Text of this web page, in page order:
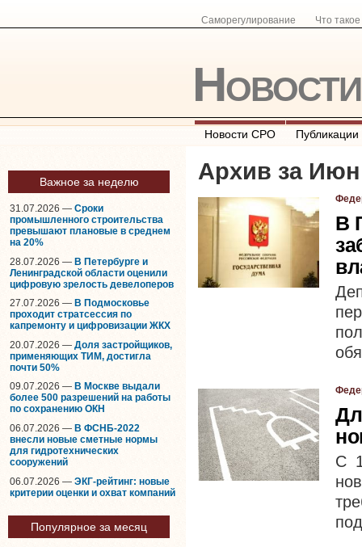
Саморегулирование Что
Новости СРО Публикации
Важное за неделю
31.07.2026 — Сроки
промышленного строительства
превышают плановые в среднем
на 20%
28.07.2026 — В Петербурге и
Ленинградской области оценили
цифровую зрелость девелоперов
27.07.2026 — В Подмосковье
проходит стратсессия по
капремонту и цифровизации ЖКХ
20.07.2026 — Доля застройщиков,
применяющих ТИМ, достигла
почти 50%
09.07.2026 — В Москве выдали
более 500 разрешений на работы
по сохранению ОКН
06.07.2026 — В ФСНБ-2022
внесли новые сметные нормы
для гидротехнических
сооружений
06.07.2026 — ЭКГ-рейтинг: новые
критерии оценки и охват компаний
Популярное за месяц
Архив за
В
С